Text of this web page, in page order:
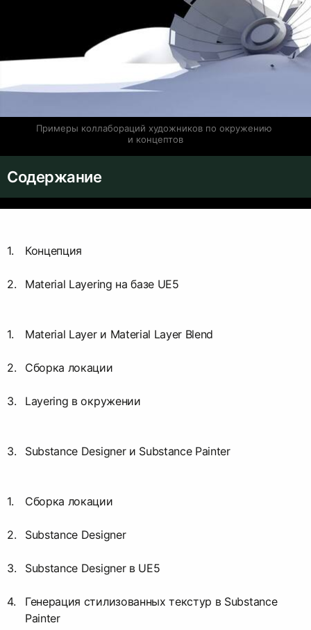
Примеры коллабораций художников по окружению
и концептов
Содержание
Концепция
Material Layering на базе UE5
Material Layer и Material Layer Blend
Сборка локации
Layering в окружении
Substance Designer и Substance Painter
Сборка локации
Substance Designer
Substance Designer в UE5
Генерация стилизованных текстур в Substance
Painter